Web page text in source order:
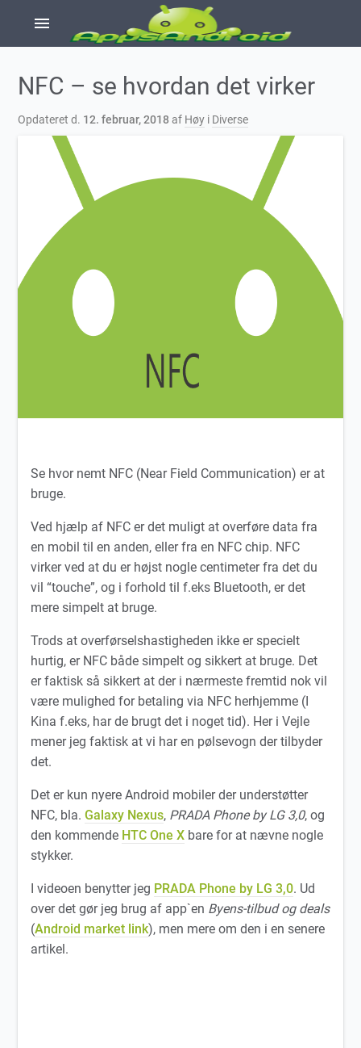
menu
NFC – se hvordan det virker
Opdateret d. 12. februar, 2018 af Høy i Diverse
Se hvor nemt NFC (Near Field Communication) er at
bruge.
Ved hjælp af NFC er det muligt at overføre data fra
en mobil til en anden, eller fra en NFC chip. NFC
virker ved at du er højst nogle centimeter fra det du
vil “touche”, og i forhold til f.eks Bluetooth, er det
mere simpelt at bruge.
Trods at overførselshastigheden ikke er specielt
hurtig, er NFC både simpelt og sikkert at bruge. Det
er faktisk så sikkert at der i nærmeste fremtid nok vil
være mulighed for betaling via NFC herhjemme (I
Kina f.eks, har de brugt det i noget tid). Her i Vejle
mener jeg faktisk at vi har en pølsevogn der tilbyder
det.
Det er kun nyere Android mobiler der understøtter
NFC, bla.Galaxy Nexus, PRADA Phone by LG 3,0, og
den kommende HTC One X bare for at nævne nogle
stykker.
I videoen benytter jeg PRADA Phone by LG 3,0. Ud
over det gør jeg brug af app`en Byens-tilbud og deals
(Android market link), men mere om den i en senere
artikel.